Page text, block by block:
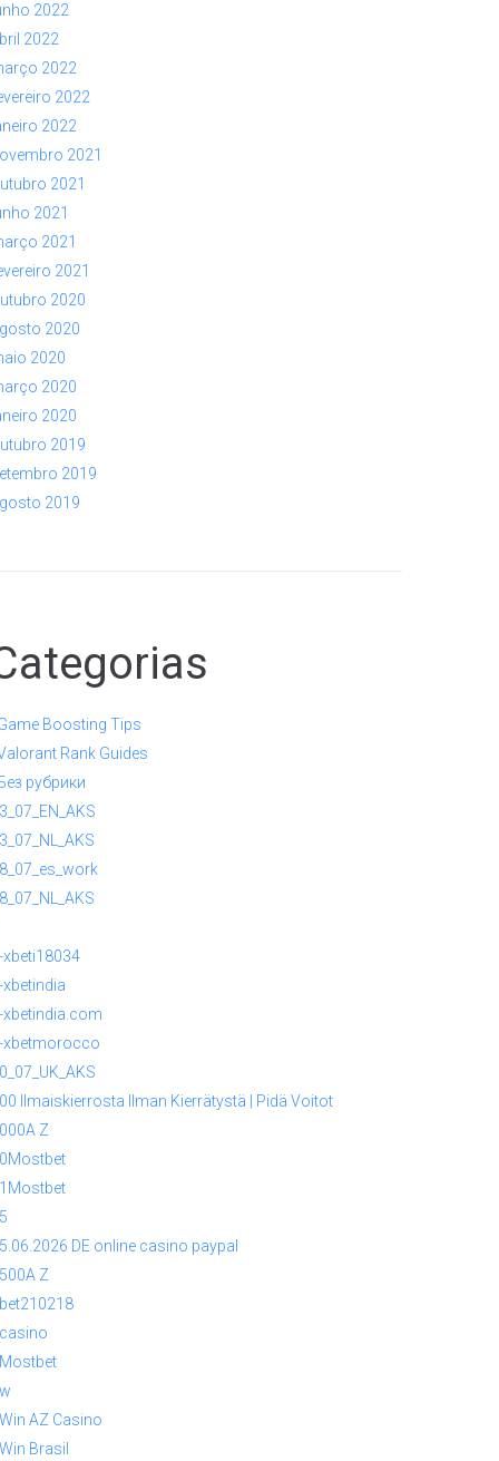
2022
2022
2022
2022
2022
2021
2021
2021
2021
2021
2020
2020
2020
2020
2020
2019
2019
2019
Boosting Tips
Rank Guides
рубрики
xbeti18034
xbetindia
xbetindia.com
xbetmorocco
Ilmaiskierrosta Ilman Kierrätystä | Pidä Voitot
Z
DE online casino paypal
Z
AZ Casino
Brasil